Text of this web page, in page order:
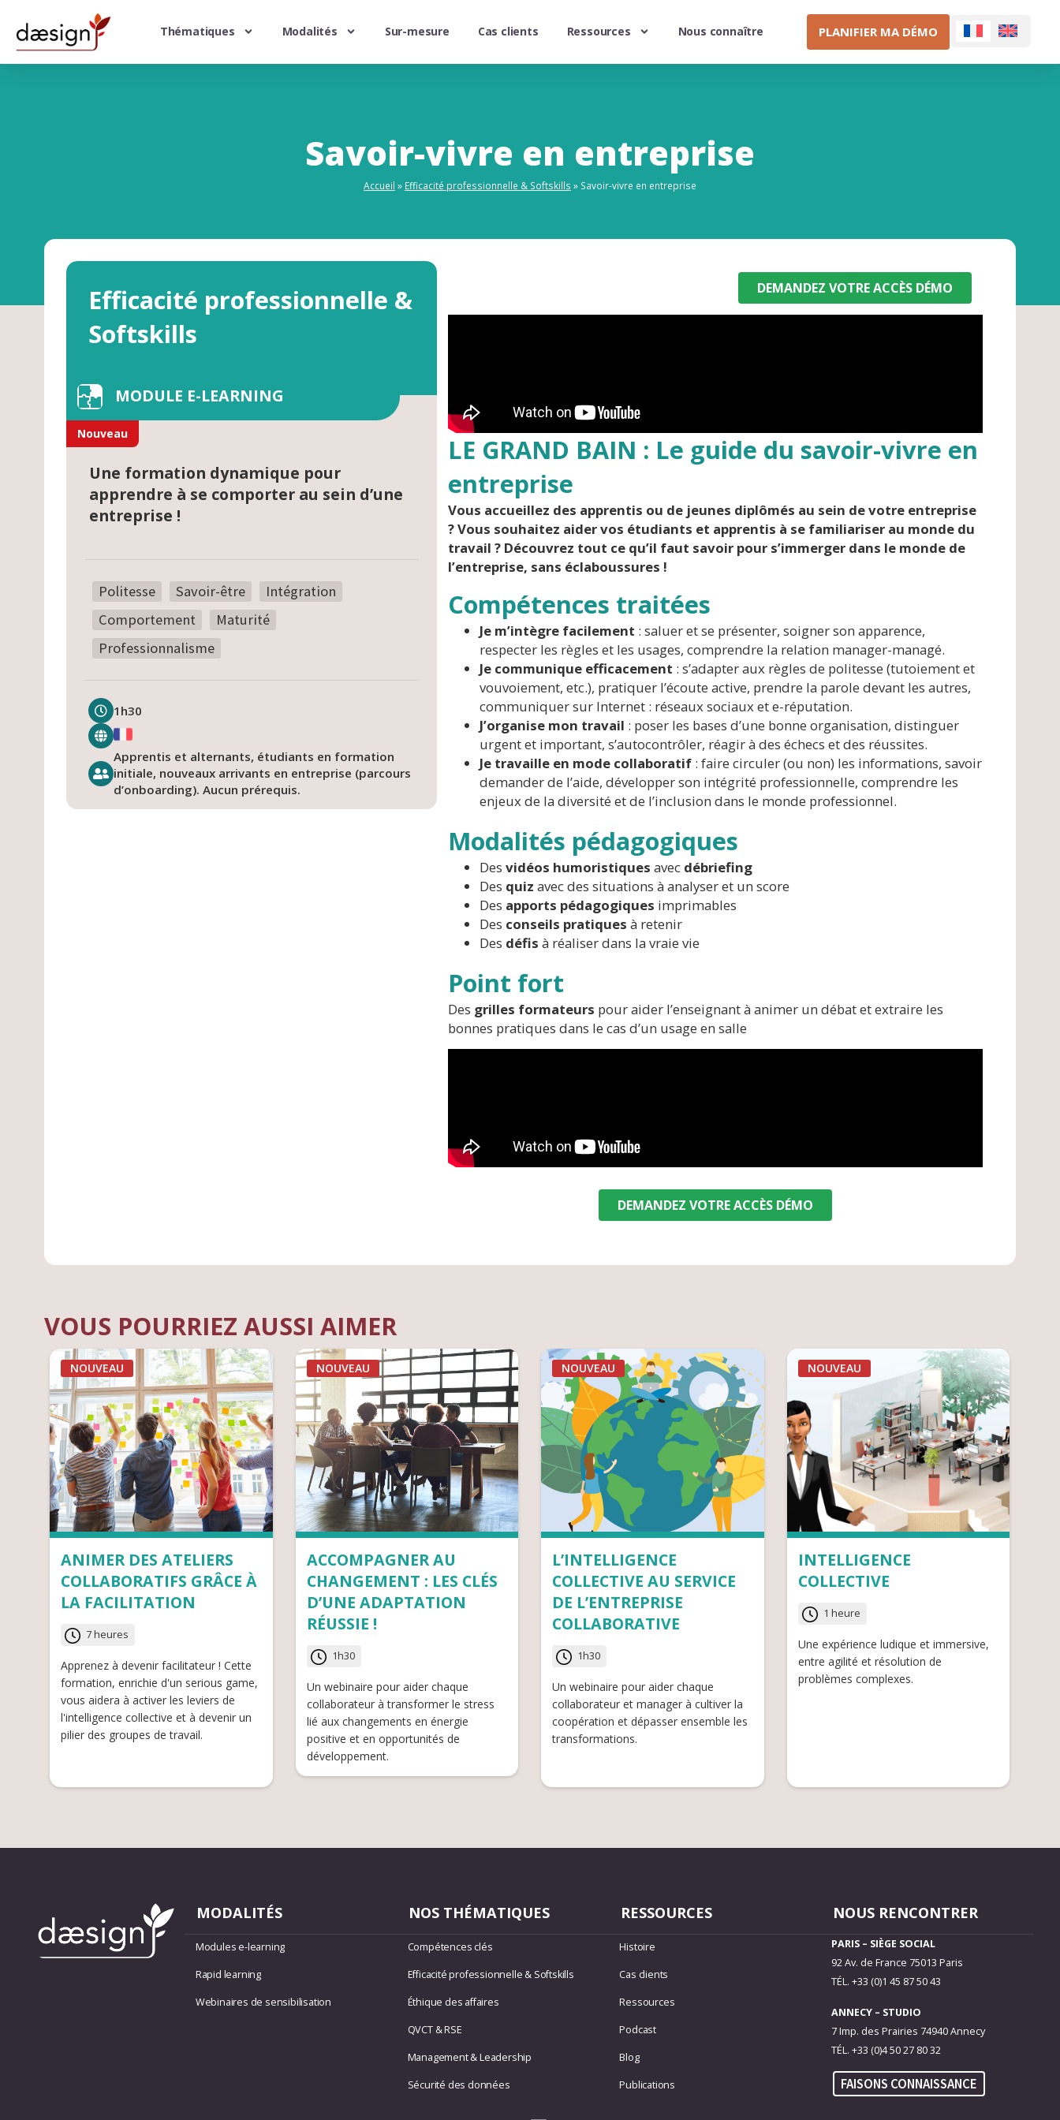
Thématiques Modalités Sur-mesure Cas clients Ressources Nous connaître PLANIFIER MA DÉMO
Savoir-vivre en entreprise
Accueil » Efficacité professionnelle & Softskills » Savoir-vivre en entreprise
Efficacité professionnelle &
Softskills
MODULE E-LEARNING
Nouveau
Une formation dynamique pour
apprendre à se comporter au sein d’une
entreprise !
Politesse Savoir-être
Intégration
Comportement
Maturité
Professionnalisme
1h30
Apprentis et alternants, étudiants en formation
initiale, nouveaux arrivants en entreprise (parcours
d’onboarding). Aucun prérequis.
DEMANDEZ VOTRE ACCÈS DÉMO
LE GRAND BAIN : Le guide du savoir-vivre en
entreprise
Vous accueillez des apprentis ou de jeunes diplômés au sein de votre entreprise
? Vous souhaitez aider vos étudiants et apprentis à se familiariser au monde du
travail ? Découvrez tout ce qu’il faut savoir pour s’immerger dans le monde de
l’entreprise, sans éclaboussures !
Compétences traitées
Je m’intègre facilement : saluer et se présenter, soigner son apparence,
respecter les règles et les usages, comprendre la relation manager-managé.
Je communique efficacement : s’adapter aux règles de politesse (tutoiement et
vouvoiement, etc.), pratiquer l’écoute active, prendre la parole devant les autres,
communiquer sur Internet : réseaux sociaux et e-réputation.
J’organise mon travail : poser les bases d’une bonne organisation, distinguer
urgent et important, s’autocontrôler, réagir à des échecs et des réussites.
Je travaille en mode collaboratif : faire circuler (ou non) les informations, savoir
demander de l’aide, développer son intégrité professionnelle, comprendre les
enjeux de la diversité et de l’inclusion dans le monde professionnel.
Modalités pédagogiques
Desvidéos humoristiques avec débriefing
Des quiz avec des situations à analyser et un score
Des apports pédagogiques imprimables
Des conseils pratiques à retenir
Des défis à réaliser dans la vraie vie
Point fort
Des grilles formateurs pour aider l’enseignant à animer un débat et extraire les
bonnes pratiques dans le cas d’un usage en salle
DEMANDEZ VOTRE ACCÈS DÉMO
VOUS POURRIEZ AUSSI AIMER
NOUVEAU
ANIMER DES ATELIERS
COLLABORATIFS GRÂCE À
LA FACILITATION
7 heures
Apprenez à devenir facilitateur ! Cette
formation, enrichie d'un serious game,
vous aidera à activer les leviers de
l'intelligence collective et à devenir un
pilier des groupes de travail.
NOUVEAU
ACCOMPAGNER AU
CHANGEMENT : LES CLÉS
D’UNE ADAPTATION
RÉUSSIE !
1h30
Un webinaire pour aider chaque
collaborateur à transformer le stress
lié aux changements en énergie
positive et en opportunités de
développement.
NOUVEAU
L’INTELLIGENCE
COLLECTIVE AU SERVICE
DE L’ENTREPRISE
COLLABORATIVE
1h30
Un webinaire pour aider chaque
collaborateur et manager à cultiver la
coopération et dépasser ensemble les
transformations.
NOUVEAU
INTELLIGENCE
COLLECTIVE
1 heure
Une expérience ludique et immersive,
entre agilité et résolution de
problèmes complexes.
MODALITÉS
Modules e-learning
Rapid learning
Webinaires de sensibilisation
NOS THÉMATIQUES
Compétences clés
Efficacité professionnelle & Softskills
Éthique des affaires
QVCT & RSE
Management & Leadership
Sécurité des données
RESSOURCES
Histoire
Cas clients
Ressources
Podcast
Blog
Publications
NOUS RENCONTRER
PARIS – SIÈGE SOCIAL
92 Av. de France 75013 Paris
TÉL. +33 (0)1 45 87 50 43
ANNECY – STUDIO
7 Imp. des Prairies 74940 Annecy
TÉL. +33 (0)4 50 27 80 32
FAISONS CONNAISSANCE